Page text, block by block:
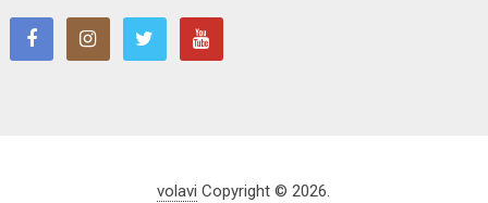
volavi Copyright © 2026.